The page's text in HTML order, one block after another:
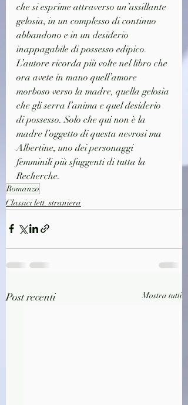
che si esprime attraverso un’assillante
gelosia, in un complesso di continuo
abbandono e in un desiderio
inappagabile di possesso edipico.
L’autore ricorda più volte nel libro che
ora avete in mano quell’amore
morboso verso la madre, quella gelosia
che gli serra l’anima e quel desiderio
di possesso. Solo che qui non è la
madre l’oggetto di questa nevrosi ma
Albertine, uno dei personaggi
femminili più sfuggenti di tutta la
Recherche.
Romanzo
Classici lett. straniera
Post recenti Mostra tutti